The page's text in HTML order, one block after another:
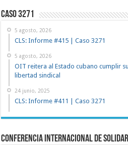
Caso 3271
5 agosto, 2026
CLS: Informe #415 | Caso 3271
5 agosto, 2026
OIT reitera al Estado cubano cumplir
libertad sindical
24 junio, 2025
CLS: Informe #411 | Caso 3271
Conferencia Internacional de